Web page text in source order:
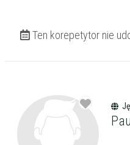
Ten korepetytor nie